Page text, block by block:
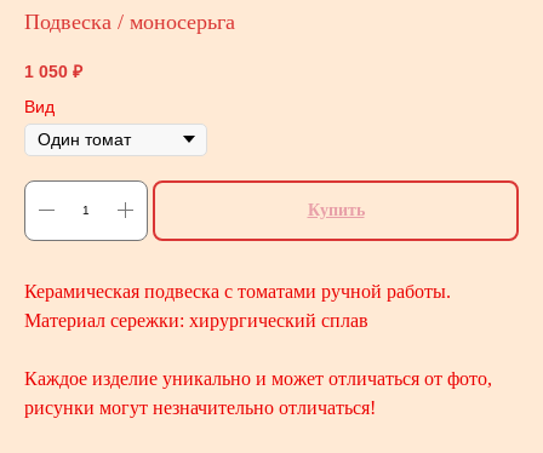
Подвеска / моносерьга
1 050 ₽
Вид
Купить
Керамическая подвеска с томатами ручной работы.
Материал сережки: хирургический сплав
Каждое изделие уникально и может отличаться от фото,
рисунки могут незначительно отличаться!